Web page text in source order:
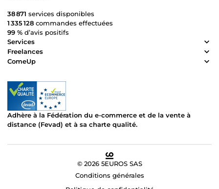
38 871 services disponibles
1 335 128 commandes effectuées
99 % d’avis positifs
Services
Freelances
ComeUp
Adhère à la Fédération du e-commerce et de la vente à
distance (Fevad) et à sa charte qualité.
© 2026 5EUROS SAS
Conditions générales